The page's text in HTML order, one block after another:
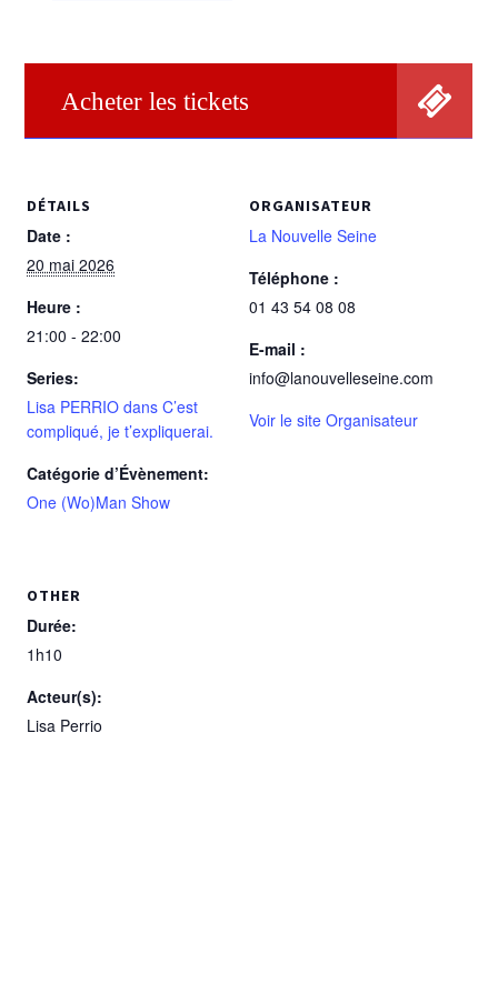
Acheter les tickets
DÉTAILS
Date :
20 mai 2026
Heure :
21:00 - 22:00
Series:
Lisa PERRIO dans C’est
compliqué, je t’expliquerai.
Catégorie d’Évènement:
One (Wo)Man Show
ORGANISATEUR
La Nouvelle Seine
Téléphone :
01 43 54 08 08
E-mail :
info@lanouvelleseine.com
Voir le site Organisateur
OTHER
Durée:
1h10
Acteur(s):
Lisa Perrio